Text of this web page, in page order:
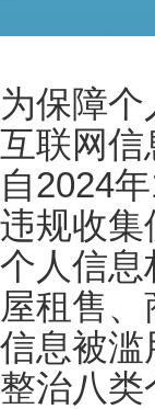
为保障
互联网信
自2024
违规收集
个人信息
屋租售
信息被滥
整治八